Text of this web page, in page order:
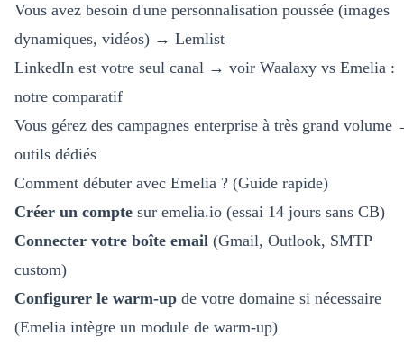
Vous avez besoin d'une personnalisation poussée (images
dynamiques, vidéos) → Lemlist
LinkedIn est votre seul canal → voir Waalaxy vs Emelia :
notre comparatif
Vous gérez des campagnes enterprise à très grand volume
outils dédiés
Comment débuter avec Emelia ? (Guide rapide)
Créer un compte sur emelia.io (essai 14 jours sans CB)
Connecter votre boîte email (Gmail, Outlook, SMTP
custom)
Configurer le warm-up de votre domaine si nécessaire
(Emelia intègre un module de warm-up)